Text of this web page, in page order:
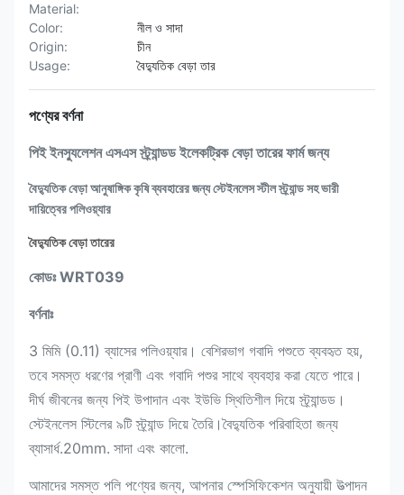
Material:
Color:
নীল ও সাদা
Origin:
চীন
Usage:
বৈদ্যুতিক বেড়া তার
পণ্যের বর্ণনা
পিই ইনস্যুলেশন এসএস স্ট্র্যান্ডড ইলেকট্রিক বেড়া তারের ফার্ম জন্য
বৈদ্যুতিক বেড়া আনুষাঙ্গিক কৃষি ব্যবহারের জন্য স্টেইনলেস স্টীল স্ট্র্যান্ড সহ ভারী
দায়িত্বের পলিওয়্যার
বৈদ্যুতিক বেড়া তারের
কোডঃ WRT039
বর্ণনাঃ
3 মিমি (0.11) ব্যাসের পলিওয়্যার। বেশিরভাগ গবাদি পশুতে ব্যবহৃত হয়,
তবে সমস্ত ধরণের প্রাণী এবং গবাদি পশুর সাথে ব্যবহার করা যেতে পারে।
দীর্ঘ জীবনের জন্য পিই উপাদান এবং ইউভি স্থিতিশীল দিয়ে স্ট্র্যান্ডড।
স্টেইনলেস স্টিলের ৯টি স্ট্র্যান্ড দিয়ে তৈরি।বৈদ্যুতিক পরিবাহিতা জন্য
ব্যাসার্ধ.20mm. সাদা এবং কালো.
আমাদের সমস্ত পলি পণ্যের জন্য, আপনার স্পেসিফিকেশন অনুযায়ী উত্পাদন